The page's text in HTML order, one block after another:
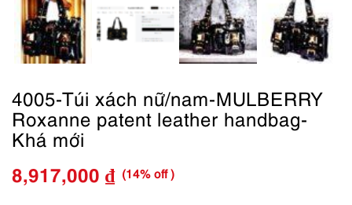
4005-Túi xách nữ/nam-MULBERRY
Roxanne patent leather handbag-
Khá mới
Giá
8,917,000 ₫
Giá
(14% off )